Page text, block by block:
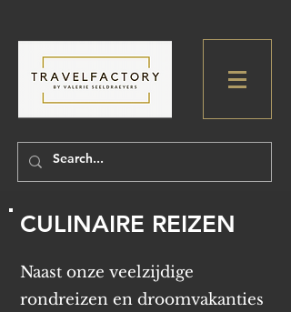
CULINAIRE REIZEN
Naast onze veelzijdige
rondreizen en droomvakanties